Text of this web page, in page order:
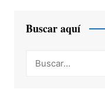
Buscar aquí